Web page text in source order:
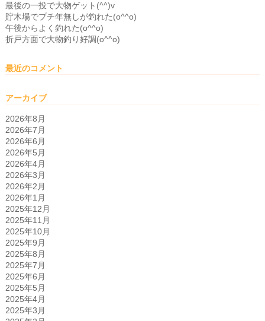
最後の一投で大物ゲット(^^)v
貯木場でプチ年無しが釣れた(o^^o)
午後からよく釣れた(o^^o)
折戸方面で大物釣り好調(o^^o)
最近のコメント
アーカイブ
2026年8月
2026年7月
2026年6月
2026年5月
2026年4月
2026年3月
2026年2月
2026年1月
2025年12月
2025年11月
2025年10月
2025年9月
2025年8月
2025年7月
2025年6月
2025年5月
2025年4月
2025年3月